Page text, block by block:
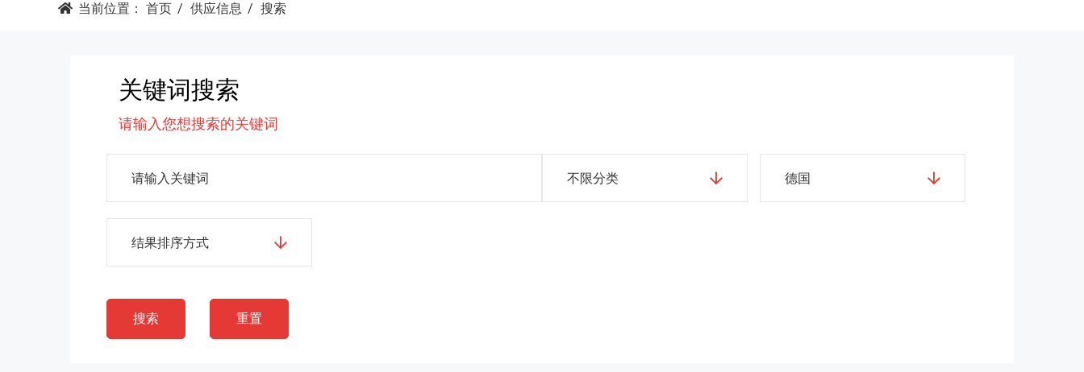
当前位置： 首页 供应信息 搜索
关键词搜索
请输入您想搜索的关键词
不限分类 德国
结果排序方式
搜索 重置